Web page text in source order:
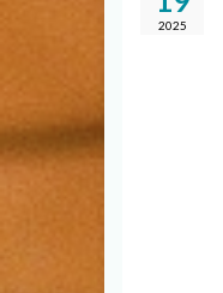
2025